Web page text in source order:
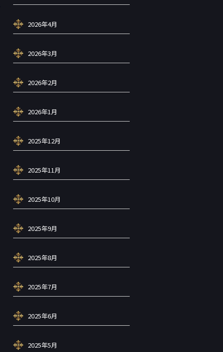
2026年4月
2026年3月
2026年2月
2026年1月
2025年12月
2025年11月
2025年10月
2025年9月
2025年8月
2025年7月
2025年6月
2025年5月